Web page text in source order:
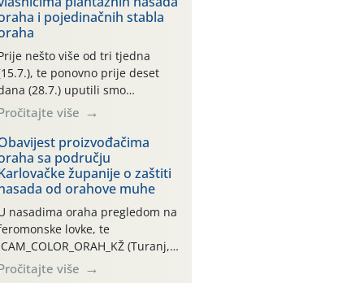
uzročnika bolesti,
i fito-fagnih grinja (23.7.,
06.7.)! Na početku ovog
je zabilježeno je
i ekstremno vruće
razdoblje, uz
temperature […]
i pojedinačnih stabla
nešto više od tri tjedna
te ponovno prije deset
(28.7.) uputili smo
vlasnicima plantažnih
nasada oraha i pojedinačnih
o početku leta i
potrebi usmjerenog
orahove muhe
completa)! Već
dana traje drugi
“toplinski udar”, koji
naročito izražen zadnja šest
(31.7.-05.8.), jer najviše
zraka svakodnevno
više
proizvođačima
sa području
županije o zaštiti
od orahove muhe
nasadima oraha pregledom na
lovke, te
CAM_COLOR_ORAH_KŽ (Turanj,
zabilježena je mala
više